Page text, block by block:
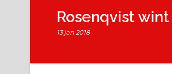
Rosenqvist
13 jan 2018